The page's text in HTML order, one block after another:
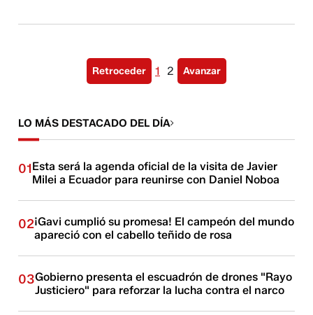
Retroceder 1 2 Avanzar
LO MÁS DESTACADO DEL DÍA
01Esta será la agenda oficial de la visita de Javier
Milei a Ecuador para reunirse con Daniel Noboa
02¡Gavi cumplió su promesa! El campeón del mundo
apareció con el cabello teñido de rosa
03Gobierno presenta el escuadrón de drones "Rayo
Justiciero" para reforzar la lucha contra el narco